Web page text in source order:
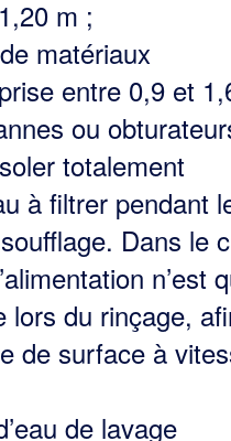
m ;
matériaux
entre 0,9 et
ou
totalement
à filtrer pendant
Dans le
n’est
lors du rinçage,
de surface à
de lavage